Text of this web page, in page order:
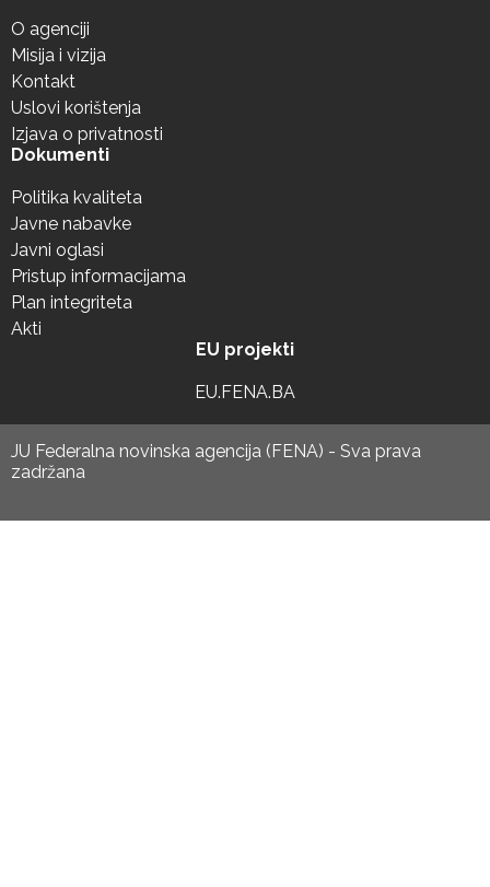
O agenciji
Misija i vizija
Kontakt
Uslovi korištenja
Izjava o privatnosti
Dokumenti
Politika kvaliteta
Javne nabavke
Javni oglasi
Pristup informacijama
Plan integriteta
Akti
EU projekti
EU.FENA.BA
JU Federalna novinska agencija (FENA) - Sva prava
zadržana